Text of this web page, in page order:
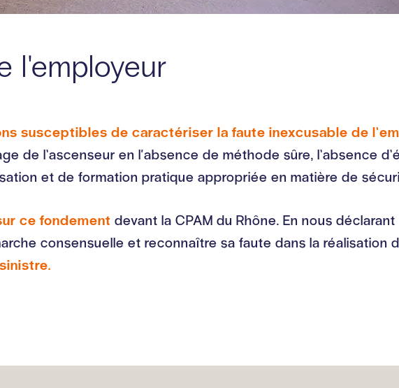
l'employeur
susceptibles de caractériser la faute inexcusable de
de l’ascenseur en l‘absence de méthode sûre, l’absence
et de formation pratique appropriée en matière de
ce fondement devant la CPAM du Rhône. En nous
consensuelle et reconnaître sa faute dans la réalisation